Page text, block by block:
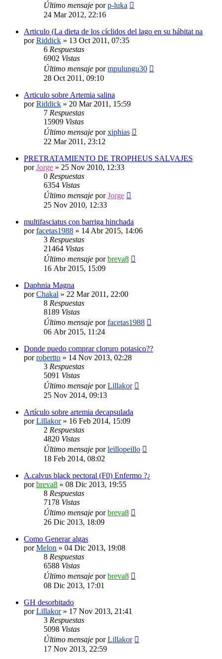
Último mensaje porp-luka
24 Mar 2012, 22:16
Articulo (La dieta de los cíclidos del lago en su hábitat na
porRiddick » 13 Oct 2011, 07:35
6 Respuestas
6902 Vistas
Último mensaje pormpulungu30
28 Oct 2011, 09:10
Articulo sobre Artemia salina
porRiddick » 20 Mar 2011, 15:59
7 Respuestas
15909 Vistas
Último mensaje porxiphias
22 Mar 2011, 23:12
PRETRATAMIENTO DE TROPHEUS SALVAJES
porJorge » 25 Nov 2010, 12:33
0 Respuestas
6354 Vistas
Último mensaje porJorge
25 Nov 2010, 12:33
multifasciatus con barriga hinchada
porfacetas1988 » 14 Abr 2015, 14:06
3 Respuestas
21464 Vistas
Último mensaje porbreva8
16 Abr 2015, 15:09
Daphnia Magna
porChakal » 22 Mar 2011, 22:00
8 Respuestas
8189 Vistas
Último mensaje porfacetas1988
06 Abr 2015, 11:24
Donde puedo comprar cloruro potasico??
porrobertto » 14 Nov 2013, 02:28
3 Respuestas
5091 Vistas
Último mensaje porLillakor
25 Nov 2014, 09:13
Artículo sobre artemia decapsulada
porLillakor» 16 Feb 2014, 15:09
2 Respuestas
4820 Vistas
Último mensaje porleillopeillo
18 Feb 2014, 08:02
A.calvus black pectoral (F0) Enfermo ?¿
porbreva8 » 08 Dic 2013, 19:55
8 Respuestas
7178 Vistas
Último mensaje porbreva8
26 Dic 2013, 18:09
Como Generar algas
porMelon » 04 Dic 2013, 19:08
8 Respuestas
6588 Vistas
Último mensaje porbreva8
08 Dic 2013, 17:01
GH desorbitado
porLillakor» 17 Nov 2013, 21:41
3 Respuestas
5098 Vistas
Último mensaje porLillakor
17 Nov 2013, 22:59